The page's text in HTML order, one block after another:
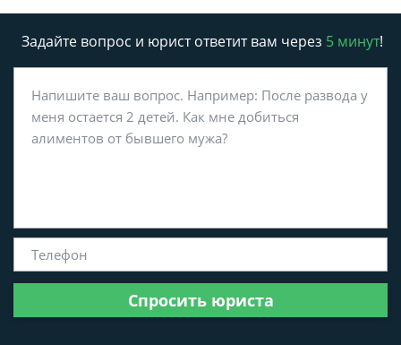
Задайте вопрос и юрист ответит вам через 5 минут!
Спросить юриста